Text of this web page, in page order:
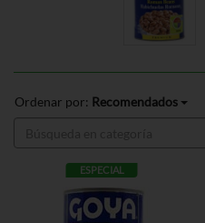
Ordenar por: Recomendados
ESPECIAL